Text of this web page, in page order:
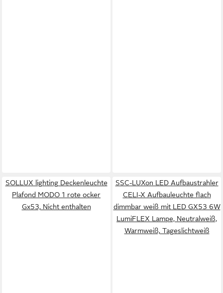
SOLLUX lighting Deckenleuchte
Plafond MODO 1 rote ocker
Gx53, Nicht enthalten
SSC-LUXon LED Aufbaustrahler
CELI-X Aufbauleuchte flach
dimmbar weiß mit LED GX53 6W
LumiFLEX Lampe, Neutralweiß,
Warmweiß, Tageslichtweiß